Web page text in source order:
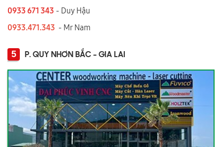
0933 671 343 - Duy Hậu
0933.471.343 - Mr Nam
5 P. QUY NHƠN BẮC - GIA LAI